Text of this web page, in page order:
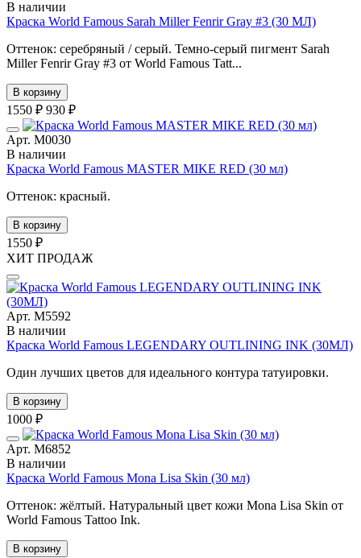
В наличии
Краска World Famous Sarah Miller Fenrir Gray #3 (30 МЛ)
Оттенок: серебряный / серый. Темно-серый пигмент Sarah
Miller Fenrir Gray #3 от World Famous Tatt...
В корзину
1550 ₽ 930 ₽
Арт. М0030
В наличии
Краска World Famous MASTER MIKE RED (30 мл)
Оттенок: красный.
В корзину
1550 ₽
ХИТ ПРОДАЖ
Арт. М5592
В наличии
Краска World Famous LEGENDARY OUTLINING INK (30МЛ)
Один лучших цветов для идеального контура татуировки.
В корзину
1000 ₽
Арт. М6852
В наличии
Краска World Famous Mona Lisa Skin (30 мл)
Оттенок: жёлтый. Натуральный цвет кожи Mona Lisa Skin от
World Famous Tattoo Ink.
В корзину